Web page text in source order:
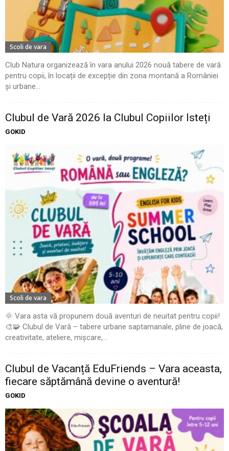
Scoli de vara
Club Natura organizează în vara anului 2026 nouă tabere de vară
pentru copii, în locații de excepție din zona montană a României
și urbane...
Clubul de Vară 2026 la Clubul Copiilor Isteți
GOKID
Scoli de vara
🌞 Vara asta vă propunem două aventuri de neuitat pentru copii!
🎨🧩 Clubul de Vară – tabere urbane saptamanale, pline de joacă,
creativitate, ateliere, mișcare,...
Clubul de Vacanță EduFriends – Vara aceasta,
fiecare săptămână devine o aventură!
GOKID